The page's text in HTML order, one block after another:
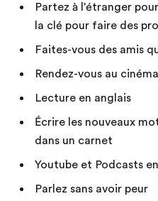
Partez à l'étranger
la clé pour faire des
Faites-vous des amis
Rendez-vous au cinéma
Lecture en anglais
Écrire les nouveaux
dans un carnet
Youtube et Podcasts
Parlez sans avoir peur